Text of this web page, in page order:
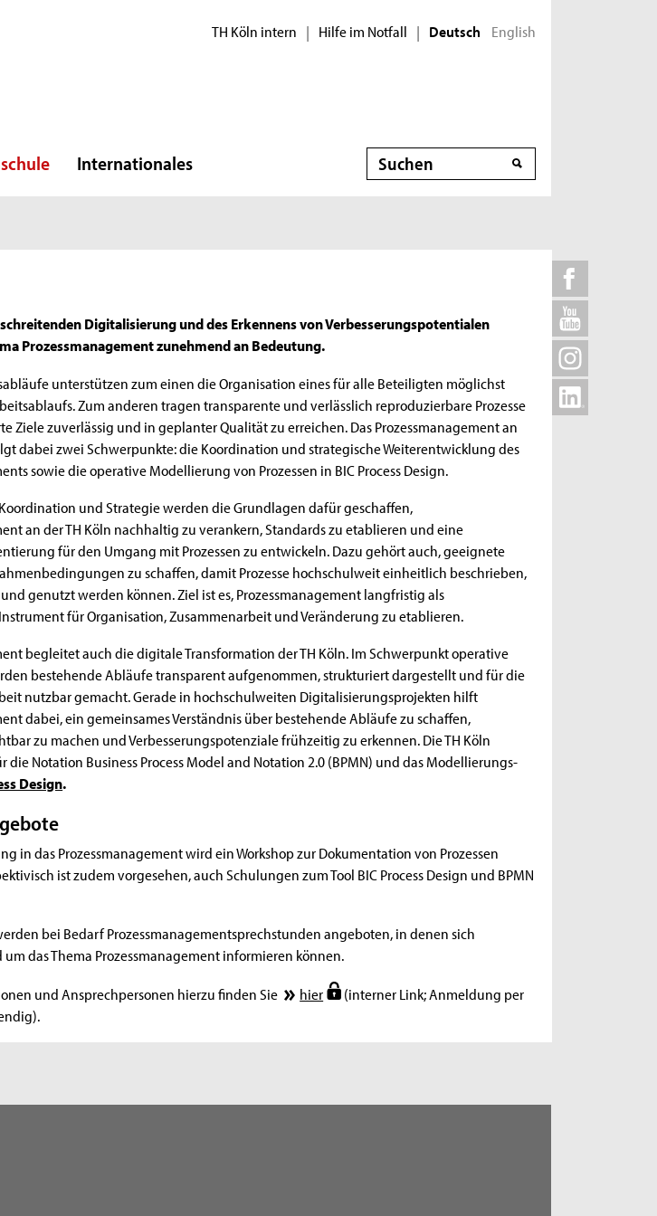
TH Köln intern | Hilfe im Notfall | Deutsch English
Internationales Suche
Digitalisierung und des Erkennens von Verbesserungspotentialen
Prozessmanagement zunehmend an Bedeutung.
unterstützen zum einen die Organisation eines für alle Beteiligten möglichst
Zum anderen tragen transparente und verlässlich reproduzierbare Prozesse
Ziele zuverlässig und in geplanter Qualität zu erreichen. Das Prozessmanagement an
dabei zwei Schwerpunkte: die Koordination und strategische Weiterentwicklung des
sowie die operative Modellierung von Prozessen in BIC Process Design.
und Strategie werden die Grundlagen dafür geschaffen,
an der TH Köln nachhaltig zu verankern, Standards zu etablieren und eine
für den Umgang mit Prozessen zu entwickeln. Dazu gehört auch, geeignete
zu schaffen, damit Prozesse hochschulweit einheitlich beschrieben,
genutzt werden können. Ziel ist es, Prozessmanagement langfristig als
für Organisation, Zusammenarbeit und Veränderung zu etablieren.
begleitet auch die digitale Transformation der TH Köln. Im Schwerpunkt operative
bestehende Abläufe transparent aufgenommen, strukturiert dargestellt und für die
nutzbar gemacht. Gerade in hochschulweiten Digitalisierungsprojekten hilft
dabei, ein gemeinsames Verständnis über bestehende Abläufe zu schaffen,
zu machen und Verbesserungspotenziale frühzeitig zu erkennen. Die TH Köln
Notation Business Process Model and Notation 2.0 (BPMN) und das Modellierungs-
Design.
in das Prozessmanagement wird ein Workshop zur Dokumentation von Prozessen
ist zudem vorgesehen, auch Schulungen zum Tool BIC Process Design und BPMN
bei Bedarf Prozessmanagementsprechstunden angeboten, in denen sich
das Thema Prozessmanagement informieren können.
und Ansprechpersonen hierzu finden Sie
hier
(interner Link; Anmeldung per